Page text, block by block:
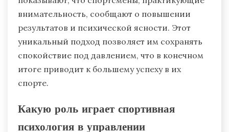
внимательность, сообщают о повышении
результатов и психической ясности. Этот
уникальный подход позволяет им сохранять
спокойствие под давлением, что в конечном
итоге приводит к большему успеху в их
спорте.
Какую роль играет спортивная
психология в управлении